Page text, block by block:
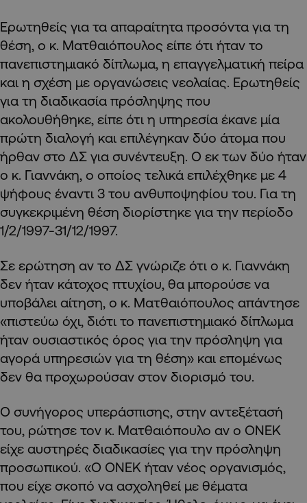
Ερωτηθείς για τα απαραίτητα προσόντα για τη
θέση, ο κ. Ματθαιόπουλος είπε ότι ήταν το
πανεπιστημιακό δίπλωμα, η επαγγελματική πείρα
και η σχέση με οργανώσεις νεολαίας. Ερωτηθείς
για τη διαδικασία πρόσληψης που
ακολουθήθηκε, είπε ότι η υπηρεσία έκανε μία
πρώτη διαλογή και επιλέγηκαν δύο άτομα που
ήρθαν στο ΔΣ για συνέντευξη. Ο εκ των δύο ήταν
ο κ. Γιαννάκη, ο οποίος τελικά επιλέχθηκε με 4
ψήφους έναντι 3 του ανθυποψηφίου του. Για τη
συγκεκριμένη θέση διορίστηκε για την περίοδο
1/2/1997-31/12/1997.
Σε ερώτηση αν το ΔΣ γνώριζε ότι ο κ. Γιαννάκη
δεν ήταν κάτοχος πτυχίου, θα μπορούσε να
υποβάλει αίτηση, ο κ. Ματθαιόπουλος απάντησε
«πιστεύω όχι, διότι το πανεπιστημιακό δίπλωμα
ήταν ουσιαστικός όρος για την πρόσληψη για
αγορά υπηρεσιών για τη θέση» και επομένως
δεν θα προχωρούσαν στον διορισμό του.
Ο συνήγορος υπεράσπισης, στην αντεξέτασή
του, ρώτησε τον κ. Ματθαιόπουλο αν ο ΟΝΕΚ
είχε αυστηρές διαδικασίες για την πρόσληψη
προσωπικού. «Ο ΟΝΕΚ ήταν νέος οργανισμός,
που είχε σκοπό να ασχοληθεί με θέματα